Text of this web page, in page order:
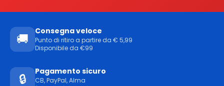
🚚
Consegna veloce
Punto di ritiro a partire da € 5,99
Disponibile da €99
🔒
Pagamento sicuro
CB, PayPal, Alma